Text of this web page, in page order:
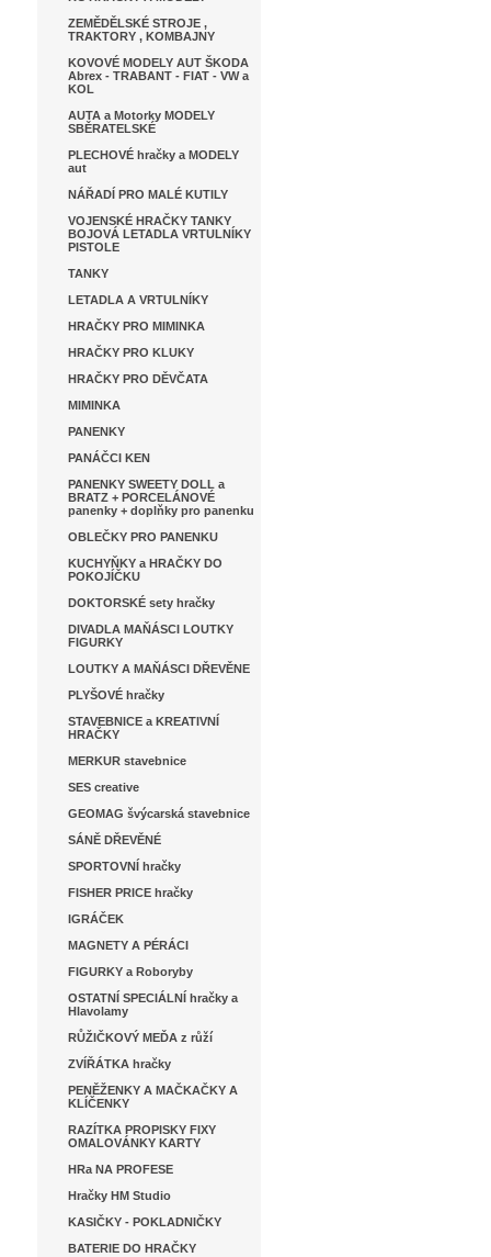
ZEMĚDĚLSKÉ STROJE ,
TRAKTORY , KOMBAJNY
KOVOVÉ MODELY AUT ŠKODA
Abrex - TRABANT - FIAT - VW a
KOL
AUTA a Motorky MODELY
SBĚRATELSKÉ
PLECHOVÉ hračky a MODELY
aut
NÁŘADÍ PRO MALÉ KUTILY
VOJENSKÉ HRAČKY TANKY
BOJOVÁ LETADLA VRTULNÍKY
PISTOLE
TANKY
LETADLA A VRTULNÍKY
HRAČKY PRO MIMINKA
HRAČKY PRO KLUKY
HRAČKY PRO DĚVČATA
MIMINKA
PANENKY
PANÁČCI KEN
PANENKY SWEETY DOLL a
BRATZ + PORCELÁNOVÉ
panenky + doplňky pro panenku
OBLEČKY PRO PANENKU
KUCHYŇKY a HRAČKY DO
POKOJÍČKU
DOKTORSKÉ sety hračky
DIVADLA MAŇÁSCI LOUTKY
FIGURKY
LOUTKY A MAŇÁSCI DŘEVĚNE
PLYŠOVÉ hračky
STAVEBNICE a KREATIVNÍ
HRAČKY
MERKUR stavebnice
SES creative
GEOMAG švýcarská stavebnice
SÁNĚ DŘEVĚNÉ
SPORTOVNÍ hračky
FISHER PRICE hračky
IGRÁČEK
MAGNETY A PÉRÁCI
FIGURKY a Roboryby
OSTATNÍ SPECIÁLNÍ hračky a
Hlavolamy
RŮŽIČKOVÝ MEĎA z růží
ZVÍŘÁTKA hračky
PENĚŽENKY A MAČKAČKY A
KLÍČENKY
RAZÍTKA PROPISKY FIXY
OMALOVÁNKY KARTY
HRa NA PROFESE
Hračky HM Studio
KASIČKY - POKLADNIČKY
BATERIE DO HRAČKY